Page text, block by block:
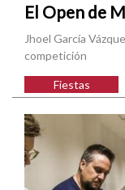
El Open de
Jhoel García
competición
Fiestas